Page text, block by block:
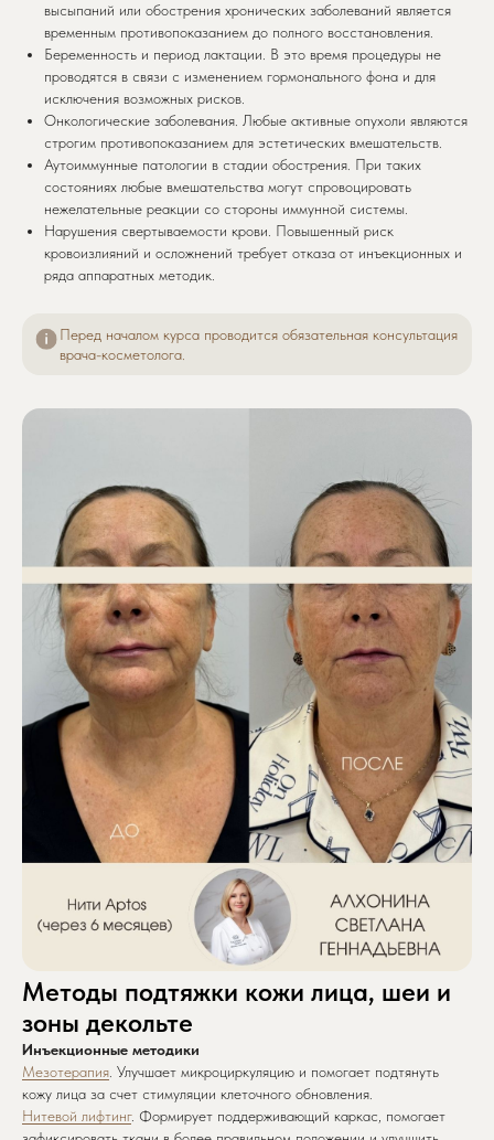
высыпаний или обострения хронических заболеваний является
временным противопоказанием до полного восстановления.
Беременность и период лактации. В это время процедуры не
проводятся в связи с изменением гормонального фона и для
исключения возможных рисков.
Онкологические заболевания. Любые активные опухоли являются
строгим противопоказанием для эстетических вмешательств.
Аутоиммунные патологии в стадии обострения. При таких
состояниях любые вмешательства могут спровоцировать
нежелательные реакции со стороны иммунной системы.
Нарушения свертываемости крови. Повышенный риск
кровоизлияний и осложнений требует отказа от инъекционных и
ряда аппаратных методик.
Перед началом курса проводится обязательная консультация
врача-косметолога.
Методы подтяжки кожи лица, шеи и
зоны декольте
Инъекционные методики
Мезотерапия. Улучшает микроциркуляцию и помогает подтянуть
кожу лица за счет стимуляции клеточного обновления.
Нитевой лифтинг. Формирует поддерживающий каркас, помогает